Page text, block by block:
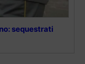
sequestrati